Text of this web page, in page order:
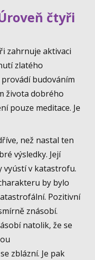
Úroveň čtyři
zahrnuje aktivaci
zlatého
budováním
života dobrého
pouze meditace. Je
než nastal ten
výsledky. Její
vyústí v katastrofu.
by bylo
Pozitivní
znásobí.
natolik, že se
zblázní. Je pak